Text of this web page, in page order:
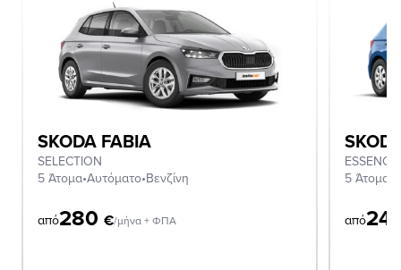
SKODA FABIA
SELECTION
5 Άτομα•Αυτόματο•Βενζίνη
από280 €/μήνα + ΦΠΑ
ESSENCE
5 Άτομα
από